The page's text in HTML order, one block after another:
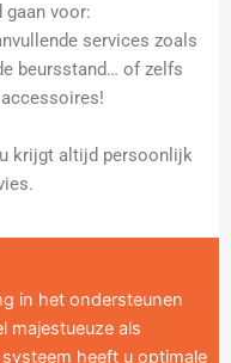
gaan voor:
services zoals
beursstand… of zelfs
krijgt altijd persoonlijk
in het ondersteunen
majestueuze als
heeft u optimale